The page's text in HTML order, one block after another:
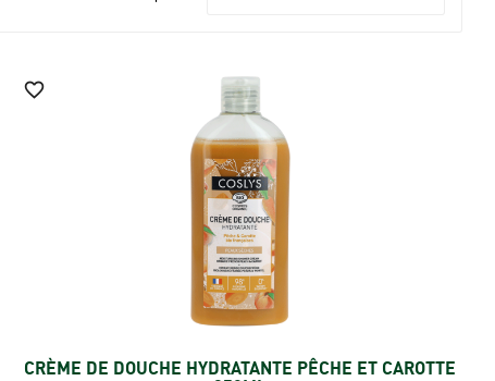

CRÈME DE DOUCHE HYDRATANTE PÊCHE ET CAROTTE
Ajouter